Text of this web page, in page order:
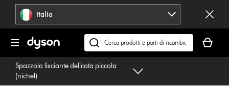
navigazione Italia
Cerca
su
dyson.it
carrello
è
Spazzola lisciante delicata piccola
(nichel)